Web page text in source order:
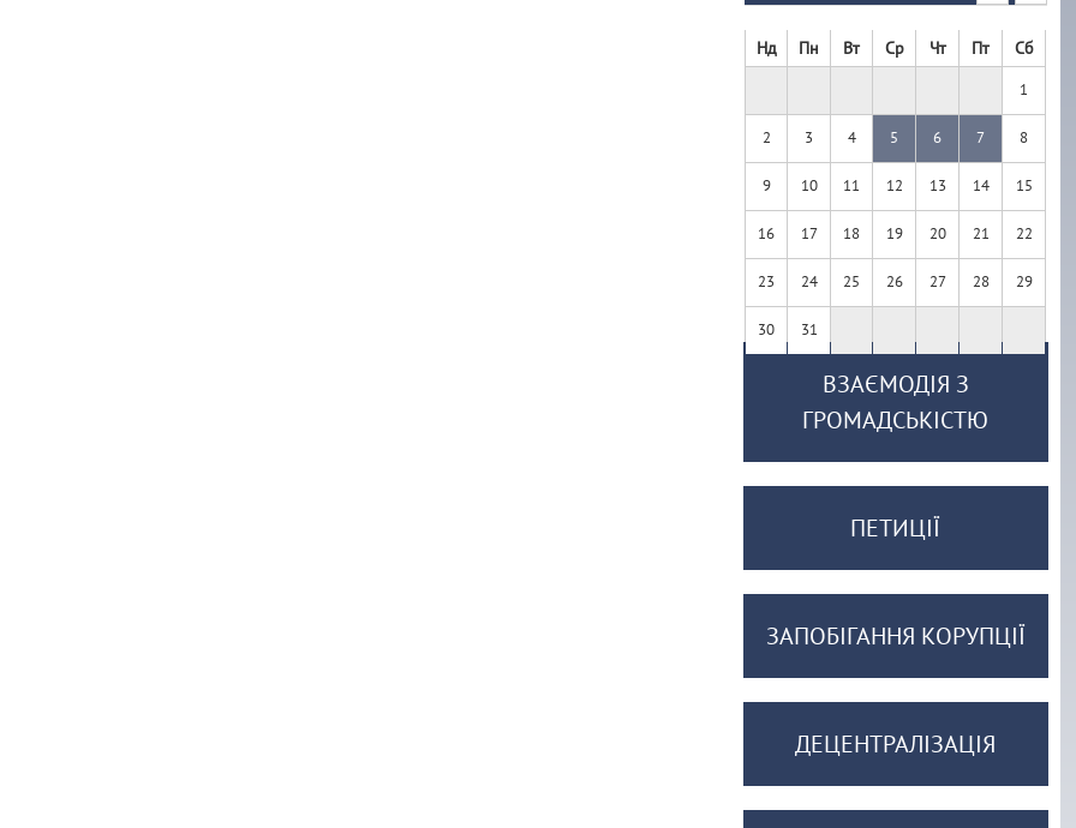
Нд Пн Вт Ср Чт Пт Сб
1
2 3 4 5 6 7 8
9 10 11 12 13 14 15
16 17 18 19 20 21 22
23 24 25 26 27 28 29
30 31
ВЗАЄМОДІЯ З
ГРОМАДСЬКІСТЮ
ПЕТИЦІЇ
ЗАПОБІГАННЯ КОРУПЦІЇ
ДЕЦЕНТРАЛІЗАЦІЯ